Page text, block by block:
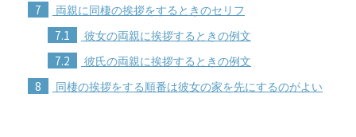
7 両親に同棲の挨拶をするときのセリフ
7.1 彼女の両親に挨拶するときの例文
7.2 彼氏の両親に挨拶するときの例文
8 同棲の挨拶をする順番は彼女の家を先にするのがよい